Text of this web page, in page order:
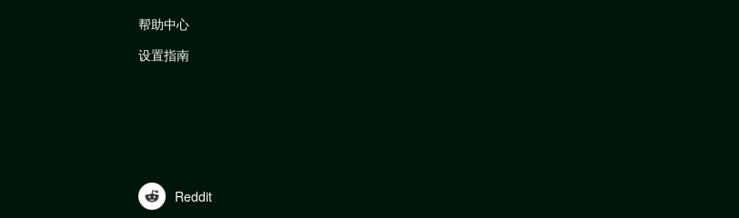
帮助中心
设置指南
Reddit